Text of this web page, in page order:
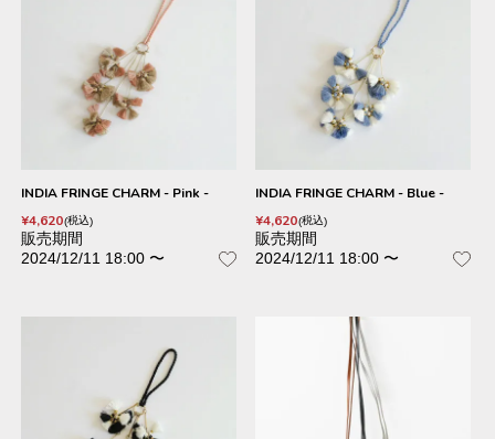
INDIA FRINGE CHARM - Pink -
¥4,620 税込
販売期間
2024/12/11 18:00 〜
INDIA FRINGE CHARM - Blue -
¥4,620 税込
販売期間
2024/12/11 18:00 〜